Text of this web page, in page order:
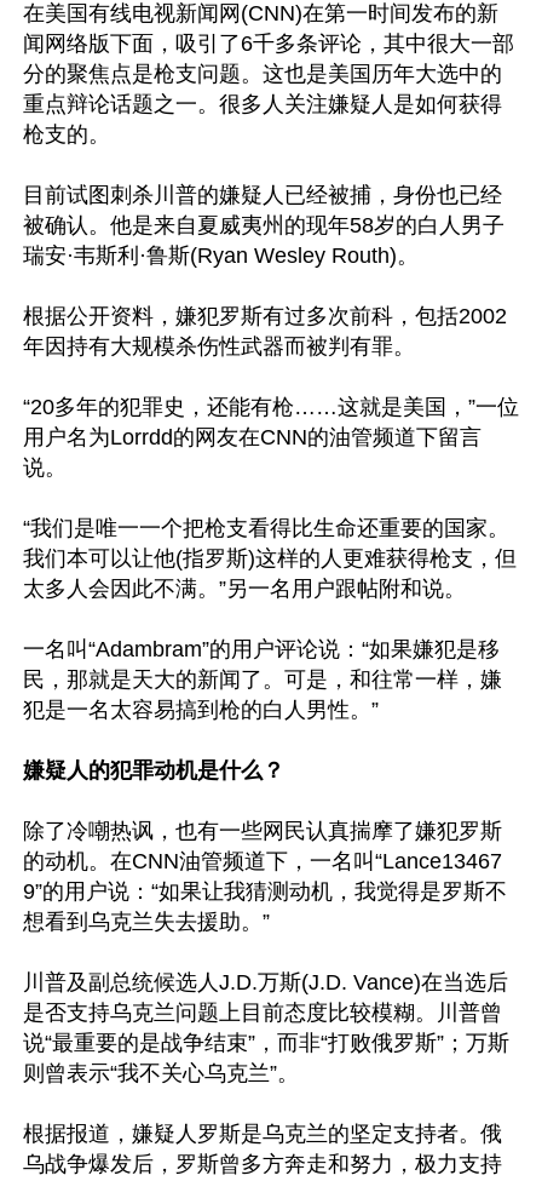
在美国有线电视新闻网(CNN)在第一时间发布的新
闻网络版下面，吸引了6千多条评论，其中很大一部
分的聚焦点是枪支问题。这也是美国历年大选中的
重点辩论话题之一。很多人关注嫌疑人是如何获得
枪支的。
目前试图刺杀川普的嫌疑人已经被捕，身份也已经
被确认。他是来自夏威夷州的现年58岁的白人男子
瑞安·韦斯利·鲁斯(Ryan Wesley Routh)。
根据公开资料，嫌犯罗斯有过多次前科，包括2002
年因持有大规模杀伤性武器而被判有罪。
“20多年的犯罪史，还能有枪……这就是美国，”一位
用户名为Lorrdd的网友在CNN的油管频道下留言
说。
“我们是唯一一个把枪支看得比生命还重要的国家。
我们本可以让他(指罗斯)这样的人更难获得枪支，但
太多人会因此不满。”另一名用户跟帖附和说。
一名叫“Adambram”的用户评论说：“如果嫌犯是移
民，那就是天大的新闻了。可是，和往常一样，嫌
犯是一名太容易搞到枪的白人男性。”
嫌疑人的犯罪动机是什么？
除了冷嘲热讽，也有一些网民认真揣摩了嫌犯罗斯
的动机。在CNN油管频道下，一名叫“Lance13467
9”的用户说：“如果让我猜测动机，我觉得是罗斯不
想看到乌克兰失去援助。”
川普及副总统候选人J.D.万斯(J.D. Vance)在当选后
是否支持乌克兰问题上目前态度比较模糊。川普曾
说“最重要的是战争结束”，而非“打败俄罗斯”；万斯
则曾表示“我不关心乌克兰”。
根据报道，嫌疑人罗斯是乌克兰的坚定支持者。俄
乌战争爆发后，罗斯曾多方奔走和努力，极力支持